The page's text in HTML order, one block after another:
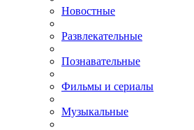
Новостные
Развлекательные
Познавательные
Фильмы и сериалы
Музыкальные